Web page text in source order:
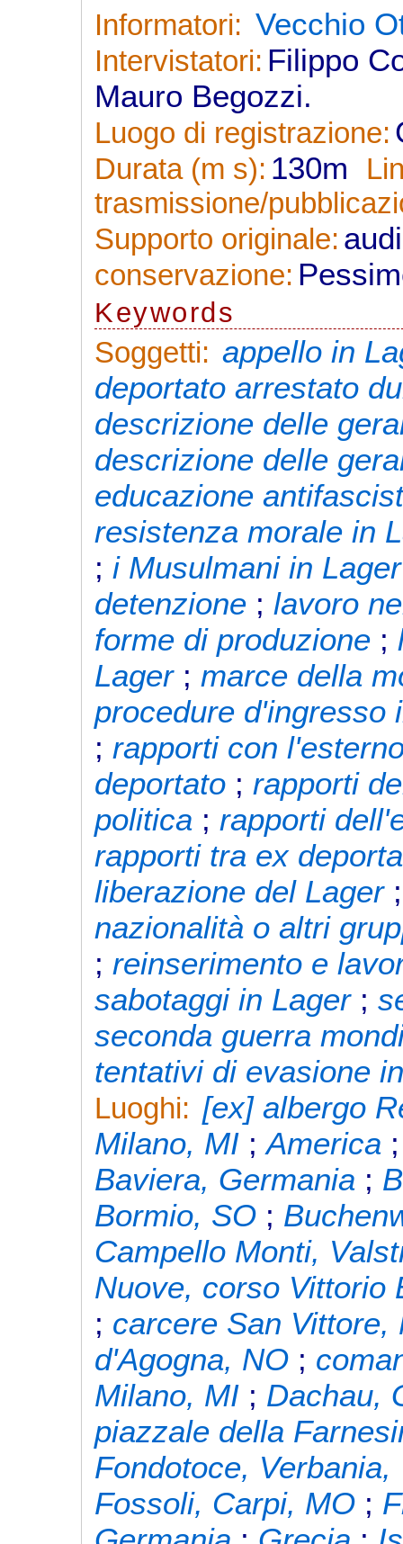
Informatori: Vecchio
Intervistatori: Filippo
Mauro Begozzi.
Luogo di registrazione:
Durata (m s): 130m
trasmissione/
Supporto originale:
conservazione:
Keywords
Soggetti: appello in
deportato arrestato
descrizione delle
descrizione delle
educazione
resistenza morale in
;i Musulmani in Lager
detenzione ;lavoro
forme di produzione ;
Lager;marce della
procedure d'ingresso
;rapporti con
deportato ;rapporti
politica ;rapporti
rapporti tra ex
liberazione del Lager
nazionalità o altri
;reinserimento e
sabotaggi in Lager;
seconda guerra
tentativi di evasione
Luoghi: [ex] albergo
Milano, MI ;America
Baviera, Germania ;
Bormio, SO ;
Campello Monti,
Nuove, corso Vittorio
; carcere San Vittore,
d'Agogna, NO ;
Milano, MI ; Dachau,
piazzale della
Fondotoce, Verbania,
Fossoli, Carpi, MO ;